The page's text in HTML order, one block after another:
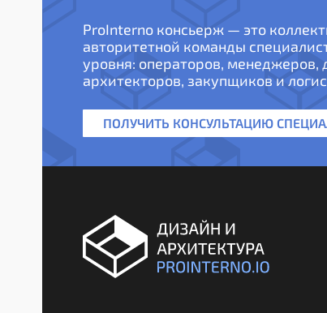
ProInterno консьерж — это
авторитетной команды
уровня: операторов, менеджеров,
архитекторов, закупщиков и
ПОЛУЧИТЬ КОНСУЛЬТАЦИЮ